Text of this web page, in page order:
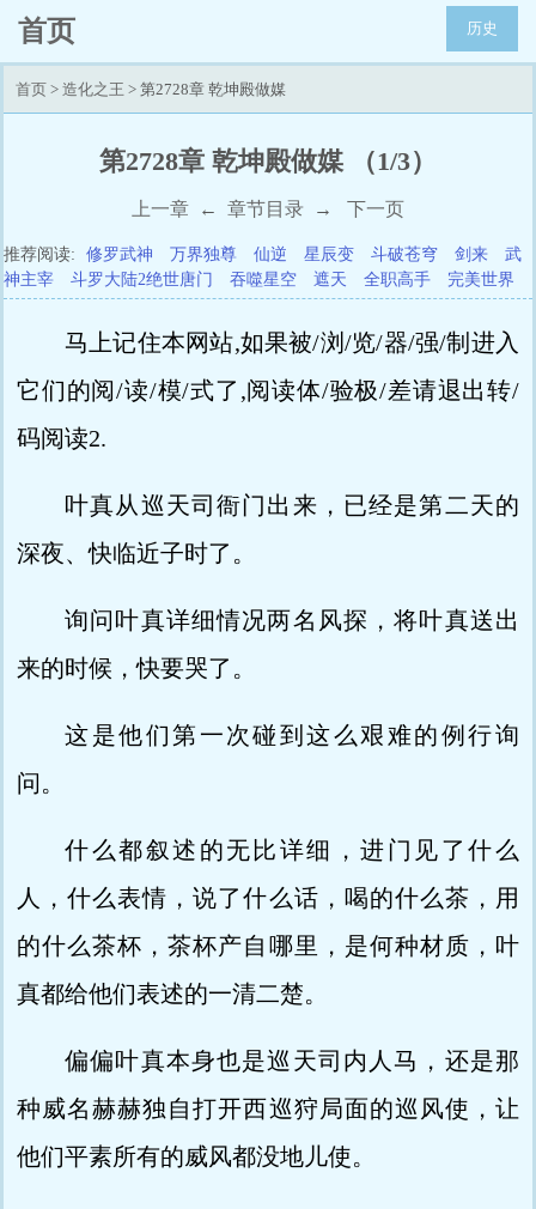
首页 历史
首页 > 造化之王 > 第2728章 乾坤殿做媒
第2728章 乾坤殿做媒 （1/3）
上一章 ← 章节目录 → 下一页
推荐阅读: 修罗武神 万界独尊 仙逆 星辰变 斗破苍穹 剑来
武
神主宰
斗罗大陆2绝世唐门 吞噬星空 遮天 全职高手 完美世界
马上记住本网站,如果被/浏/览/器/强/制进入
它们的阅/读/模/式了,阅读体/验极/差请退出转/
码阅读2.
叶真从巡天司衙门出来，已经是第二天的
深夜、快临近子时了。
询问叶真详细情况两名风探，将叶真送出
来的时候，快要哭了。
这是他们第一次碰到这么艰难的例行询
问。
什么都叙述的无比详细，进门见了什么
人，什么表情，说了什么话，喝的什么茶，用
的什么茶杯，茶杯产自哪里，是何种材质，叶
真都给他们表述的一清二楚。
偏偏叶真本身也是巡天司内人马，还是那
种威名赫赫独自打开西巡狩局面的巡风使，让
他们平素所有的威风都没地儿使。